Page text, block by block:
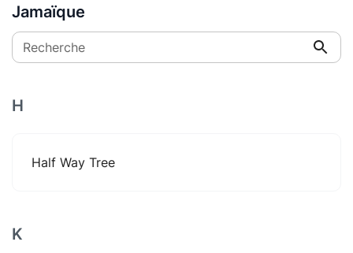
Jamaïque
Recherche
H
Half Way Tree
K